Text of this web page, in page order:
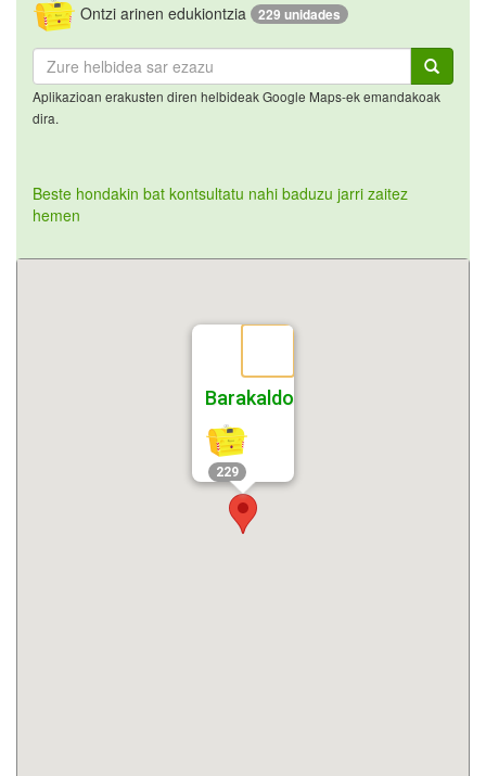
Ontzi arinen edukiontzia 229 unidades
Aplikazioan erakusten diren helbideak Google Maps-ek emandakoak
dira.
Beste hondakin bat kontsultatu nahi baduzu jarri zaitez
hemen
Barakaldo
229